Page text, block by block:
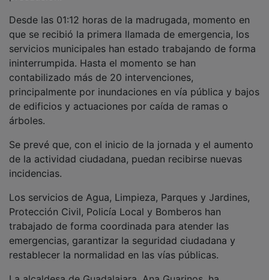
que se recibió la primera llamada de emergencia, los
servicios municipales han estado trabajando de forma
ininterrumpida. Hasta el momento se han
contabilizado más de 20 intervenciones,
principalmente por inundaciones en vía pública y bajos
de edificios y actuaciones por caída de ramas o
árboles.
de la actividad ciudadana, puedan recibirse nuevas
incidencias.
Protección Civil, Policía Local y Bomberos han
trabajado de forma coordinada para atender las
emergencias, garantizar la seguridad ciudadana y
restablecer la normalidad en las vías públicas.